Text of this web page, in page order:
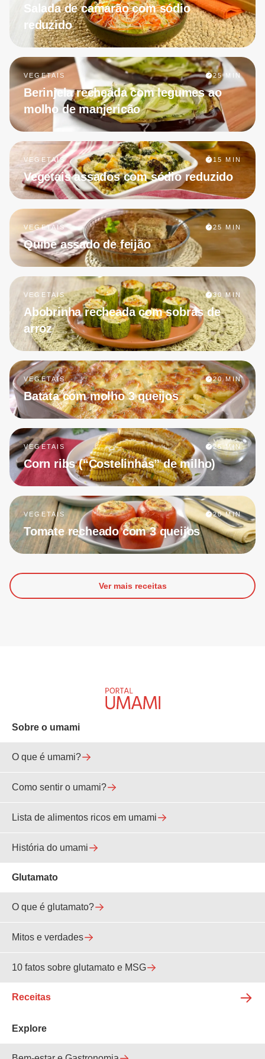
Salada de camarão com sódio
reduzido
VEGETAIS 25 MIN
Berinjela recheada com legumes ao
molho de manjericão
VEGETAIS 15 MIN
Vegetais assados com sódio reduzido
VEGETAIS 25 MIN
Quibe assado de feijão
VEGETAIS 30 MIN
Abobrinha recheada com sobras de
arroz
VEGETAIS 20 MIN
Batata com molho 3 queijos
VEGETAIS 25 MIN
Corn ribs (“Costelinhas” de milho)
VEGETAIS 20 MIN
Tomate recheado com 3 queijos
Ver mais receitas
Sobre o umami
O que é umami?
Como sentir o umami?
Lista de alimentos ricos em umami
História do umami
Glutamato
O que é glutamato?
Mitos e verdades
10 fatos sobre glutamato e MSG
Receitas
Explore